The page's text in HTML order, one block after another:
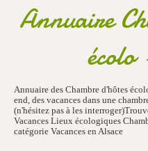
Annuaire
écolo
Annuaire des Chambre d'hôtes
end, des vacances dans une
(n'hésitez pas à les
Vacances Lieux écologiques
catégorie Vacances en Alsace